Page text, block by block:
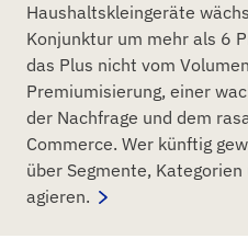
Haushaltskleingeräte
Konjunktur um mehr als 6
das Plus nicht vom
Premiumisierung, einer
der Nachfrage und dem
Commerce. Wer künftig
über Segmente,
agieren.